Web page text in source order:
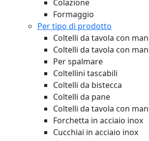
Colazione
Formaggio
Per tipo di prodotto
Coltelli da tavola con
Coltelli da tavola con
Per spalmare
Coltellini tascabili
Coltelli da bistecca
Coltelli da pane
Coltelli da tavola con
Forchetta in acciaio inox
Cucchiai in acciaio inox